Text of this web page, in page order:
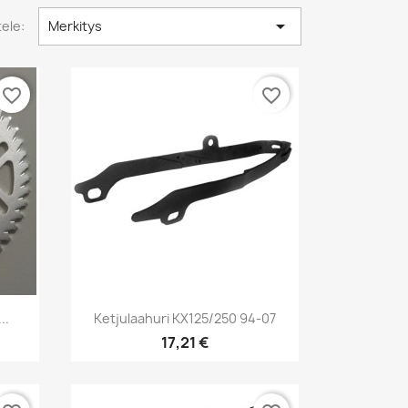
Merkitys 
favorite_border
Pikakatselu
Ketjulaahuri KX125/250 94-07
17,21 €
favorite_border